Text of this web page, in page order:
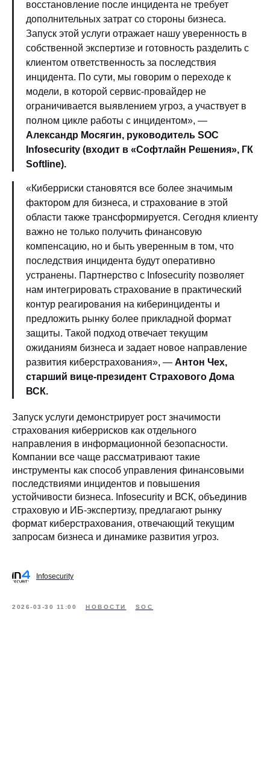
восстановление после инцидента не требует
дополнительных затрат со стороны бизнеса.
Запуск этой услуги отражает нашу уверенность в
собственной экспертизе и готовность разделить с
клиентом ответственность за последствия
инцидента. По сути, мы говорим о переходе к
модели, в которой сервис-провайдер не
ограничивается выявлением угроз, а участвует в
полном цикле работы с инцидентом», —
Александр Мосягин, руководитель SOC
Infosecurity (входит в «Софтлайн Решения», ГК
Softline).
«Киберриски становятся всe более значимым
фактором для бизнеса, и страхование в этой
области также трансформируется. Сегодня клиенту
важно не только получить финансовую
компенсацию, но и быть уверенным в том, что
последствия инцидента будут оперативно
устранены. Партнерство с Infosecurity позволяет
нам интегрировать страхование в практический
контур реагирования на киберинциденты и
предложить рынку более прикладной формат
защиты. Такой подход отвечает текущим
ожиданиям бизнеса и задает новое направление
развития киберстрахования», — Антон Чех,
старший вице-президент Страхового Дома
ВСК.
Запуск услуги демонстрирует рост значимости
страхования киберрисков как отдельного
направления в информационной безопасности.
Компании все чаще рассматривают такие
инструменты как способ управления финансовыми
последствиями инцидентов и повышения
устойчивости бизнеса. Infosecurity и ВСК, объединив
страховую и ИБ-экспертизу, предлагают рынку
формат киберстрахования, отвечающий текущим
запросам бизнеса и динамике развития угроз.
Infosecurity
2026-03-30 11:00 НОВОСТИ SOC